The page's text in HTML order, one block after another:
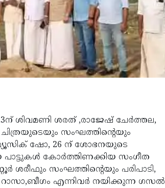
ശിവമണി ശരത് ,രാജേഷ് ചേർത്തല,
സംഘത്തിന്റെയും
മ്യൂസിക് ഷോ, 26 ന് ശോഭനയുടെ
പാട്ടുകൾ കോർത്തിണക്കിയ സംഗീത
സംഘത്തിന്റെയും പരിപാടി,
റാസാ,ബീഗം എന്നിവർ നയിക്കുന്ന ഗസൽ